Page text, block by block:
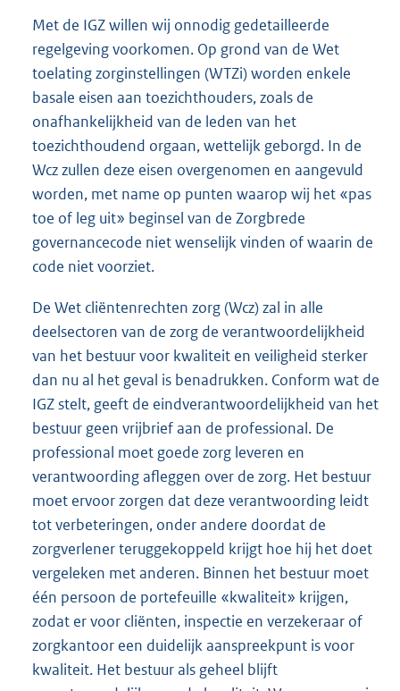
Met de IGZ willen wij onnodig gedetailleerde
regelgeving voorkomen. Op grond van de Wet
toelating zorginstellingen (WTZi) worden enkele
basale eisen aan toezichthouders, zoals de
onafhankelijkheid van de leden van het
toezichthoudend orgaan, wettelijk geborgd. In de
Wcz zullen deze eisen overgenomen en aangevuld
worden, met name op punten waarop wij het «pas
toe of leg uit» beginsel van de Zorgbrede
governancecode niet wenselijk vinden of waarin de
code niet voorziet.
De Wet cliëntenrechten zorg (Wcz) zal in alle
deelsectoren van de zorg de verantwoordelijkheid
van het bestuur voor kwaliteit en veiligheid sterker
dan nu al het geval is benadrukken. Conform wat de
IGZ stelt, geeft de eindverantwoordelijkheid van het
bestuur geen vrijbrief aan de professional. De
professional moet goede zorg leveren en
verantwoording afleggen over de zorg. Het bestuur
moet ervoor zorgen dat deze verantwoording leidt
tot verbeteringen, onder andere doordat de
zorgverlener teruggekoppeld krijgt hoe hij het doet
vergeleken met anderen. Binnen het bestuur moet
één persoon de portefeuille «kwaliteit» krijgen,
zodat er voor cliënten, inspectie en verzekeraar of
zorgkantoor een duidelijk aanspreekpunt is voor
kwaliteit. Het bestuur als geheel blijft